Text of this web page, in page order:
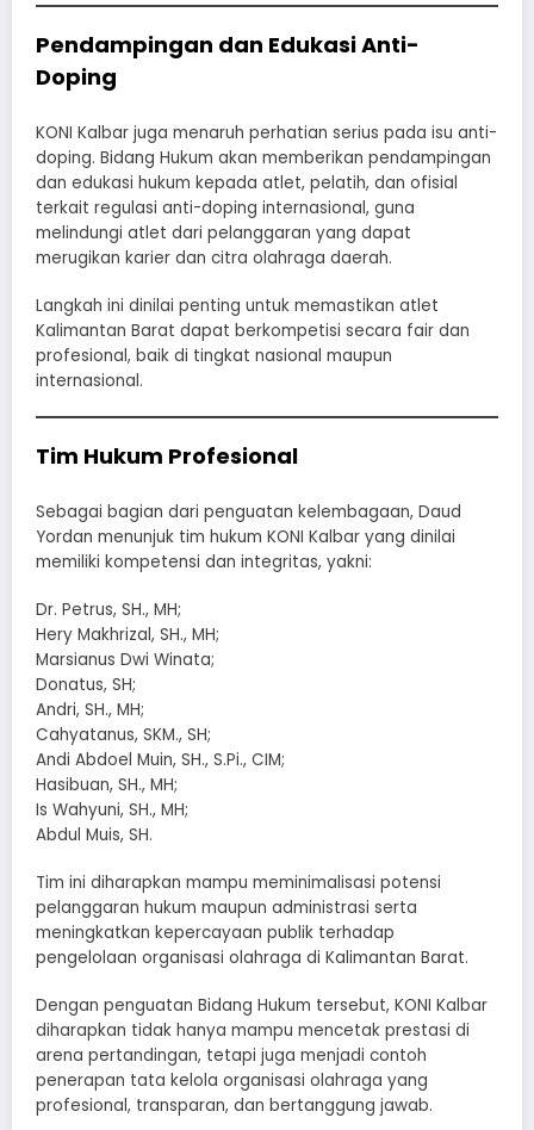
Pendampingan dan Edukasi Anti-
Doping
KONI Kalbar juga menaruh perhatian serius pada isu anti-
doping. Bidang Hukum akan memberikan pendampingan
dan edukasi hukum kepada atlet, pelatih, dan ofisial
terkait regulasi anti-doping internasional, guna
melindungi atlet dari pelanggaran yang dapat
merugikan karier dan citra olahraga daerah.
Langkah ini dinilai penting untuk memastikan atlet
Kalimantan Barat dapat berkompetisi secara fair dan
profesional, baik di tingkat nasional maupun
internasional.
Tim Hukum Profesional
Sebagai bagian dari penguatan kelembagaan, Daud
Yordan menunjuk tim hukum KONI Kalbar yang dinilai
memiliki kompetensi dan integritas, yakni:
Dr. Petrus, SH., MH;
Hery Makhrizal, SH., MH;
Marsianus Dwi Winata;
Donatus, SH;
Andri, SH., MH;
Cahyatanus, SKM., SH;
Andi Abdoel Muin, SH., S.Pi., CIM;
Hasibuan, SH., MH;
Is Wahyuni, SH., MH;
Abdul Muis, SH.
Tim ini diharapkan mampu meminimalisasi potensi
pelanggaran hukum maupun administrasi serta
meningkatkan kepercayaan publik terhadap
pengelolaan organisasi olahraga di Kalimantan Barat.
Dengan penguatan Bidang Hukum tersebut, KONI Kalbar
diharapkan tidak hanya mampu mencetak prestasi di
arena pertandingan, tetapi juga menjadi contoh
penerapan tata kelola organisasi olahraga yang
profesional, transparan, dan bertanggung jawab.